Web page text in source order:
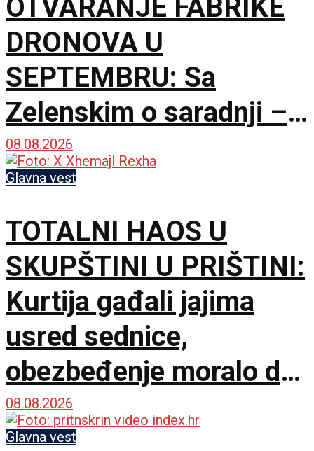
OTVARANJE FABRIKE
DRONOVA U
SEPTEMBRU: Sa
Zelenskim o saradnji –
Nismo rivali, već
partneri
08.08.2026
Glavna vest
TOTALNI HAOS U
SKUPŠTINI U PRIŠTINI:
Kurtija gađali jajima
usred sednice,
obezbeđenje moralo da
interveniše
08.08.2026
Glavna vest